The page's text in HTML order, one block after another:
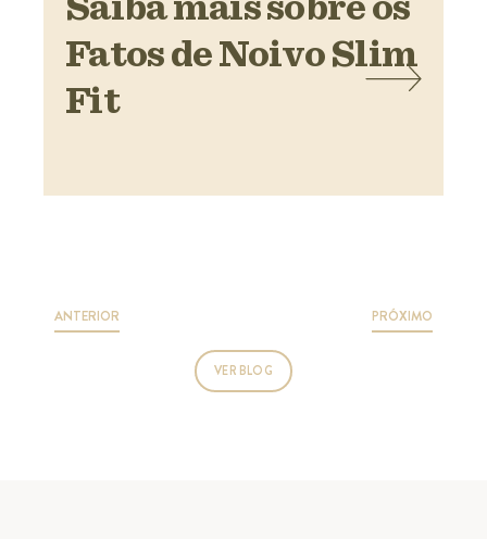
Fatos de Noivo Slim
Fit
ANTERIOR
VER BLOG
PRÓXIMO